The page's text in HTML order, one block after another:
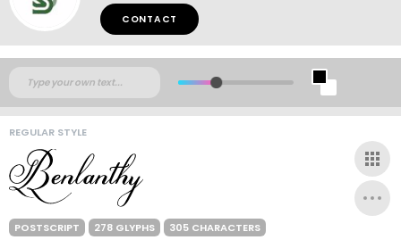
CONTACT
REGULAR STYLE
POSTSCRIPT 278 GLYPHS 305 CHARACTERS